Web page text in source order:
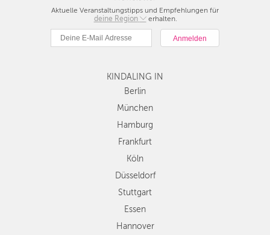
Aktuelle Veranstaltungstipps und Empfehlungen für
deine Region
Berlin
München
Hamburg
Köln
Düsseldorf
Stuttgart
Essen
Dresden
Nürnberg
Wien
Zürich
Andere
Regionen
erhalten.
KINDALING IN
Berlin
München
Hamburg
Frankfurt
Köln
Düsseldorf
Stuttgart
Essen
Hannover